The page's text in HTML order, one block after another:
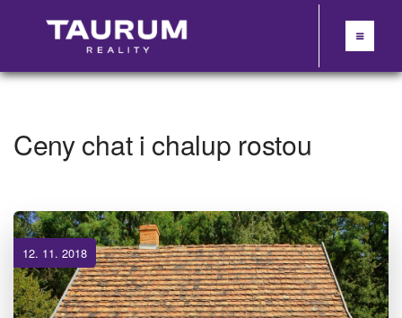
Ceny chat i chalup rostou
12. 11. 2018